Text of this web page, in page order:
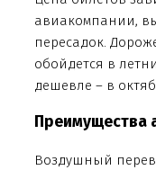
авиакомпании,
пересадок.
обойдется в
дешевле – в
Преимущества
Воздушный